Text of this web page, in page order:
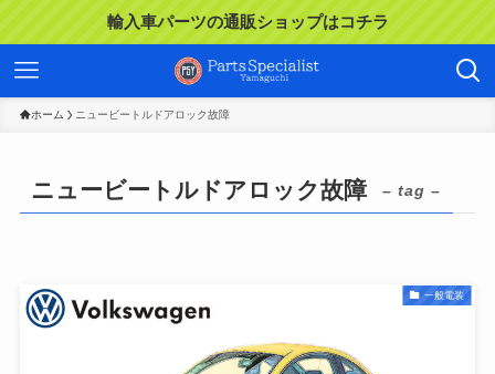
輸入車パーツの通販ショップはコチラ
ホーム ニュービートルドアロック故障
ニュービートルドアロック故障 – tag –
一般電装